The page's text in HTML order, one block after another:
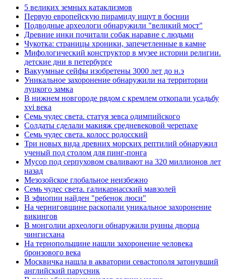
5 великих земных катаклизмов
Первую европейскую пирамиду ищут в боснии
Подводные археологи обнаружили "великий мост"
Древние инки почитали собак наравне с людьми
Чукотка: страницы хроники, запечетленные в камне
Мифологический конструктор в музее истории религии.
детские дни в петербурге
Вакуумные сейфы изобретены 3000 лет до н.э
Уникальное захоронение обнаружили на территории
луцкого замка
В нижнем новгороде рядом с кремлем откопали усадьбу
xvi века
Семь чудес света. статуя зевса одимпийского
Солдаты сделали макияж средневековой черепахе
Семь чудес света. колосс родосский
Три новых вида древних морских рептилий обнаружил
ученый под столом для пинг-понга
Мусор под cерпуховом сваливают на 320 миллионов лет
назад
Мезозойское глобальное неизбежно
Семь чудес света. галикарнасский мавзолей
В эфиопии найден "ребенок люси"
На черниговщине раскопали уникальное захоронение
викингов
В монголии археологи обнаружили руины дворца
чингисхана
На тернопольщине нашли захоронение человека
бронзового века
Москвичка нашла в акватории севастополя затонувший
английский парусник